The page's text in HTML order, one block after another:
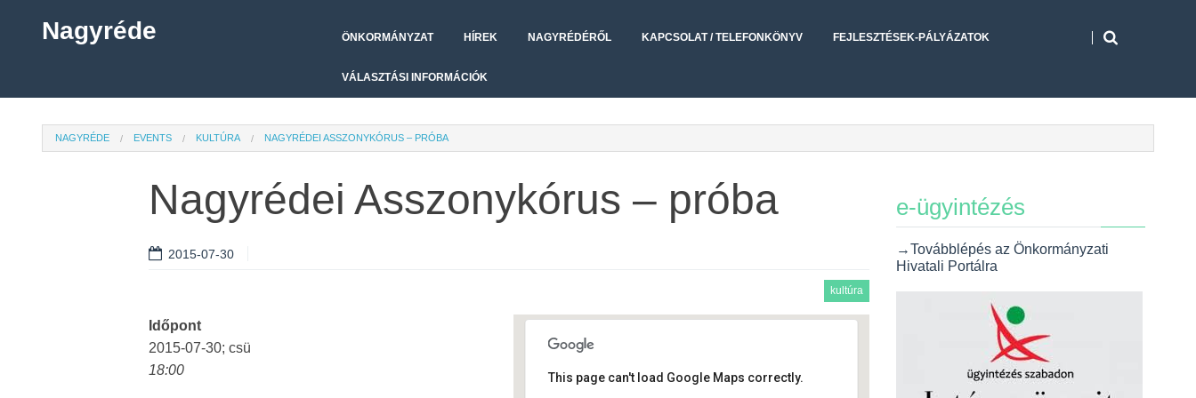
Nagyréde ÖNKORMÁNYZAT HÍREK NAGYRÉDÉRŐL KAPCSOLAT / TELEFONKÖNYV FEJLESZTÉSEK-PÁLYÁZATOK
VÁLASZTÁSI INFORMÁCIÓK
NAGYRÉDE EVENTS KULTÚRA NAGYRÉDEI ASSZONYKÓRUS – PRÓBA
Nagyrédei Asszonykórus – próba
2015-07-30
kultúra
Művelődési ház
This page can't load Google Maps correctly.
Időpont
2015-07-30; csü
18:00
e-ügyintézés
→Továbblépés az Önkormányzati
Hivatali Portálra